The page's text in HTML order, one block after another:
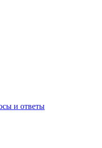
и ответы